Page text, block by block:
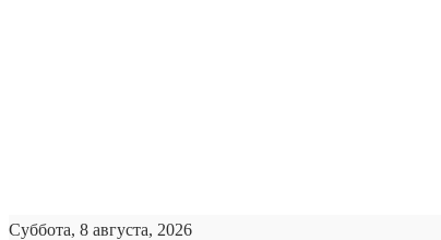
Суббота, 8 августа, 2026